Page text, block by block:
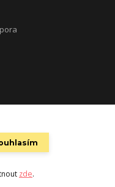
rychle.cz
zde.